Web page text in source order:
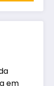
em